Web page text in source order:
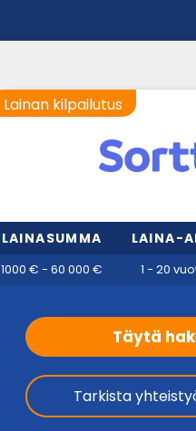
Lainan kilpailutus
LAINASUMMA LAINA-
1000 € - 60 000 € 1 - 20
Täytä
Tarkista